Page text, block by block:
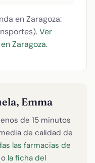
en Zaragoza:
Ver
Zaragoza.
Emma
de 15 minutos
de calidad de
las farmacias de
o la ficha del